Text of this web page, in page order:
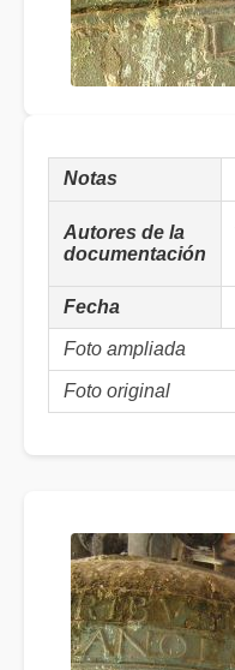
Notas
Autores de la
documentación
Fecha
Foto ampliada
Foto original